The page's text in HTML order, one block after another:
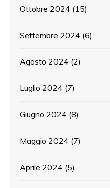
Ottobre 2024 (15)
Settembre 2024 (6)
Agosto 2024 (2)
Luglio 2024 (7)
Giugno 2024 (8)
Maggio 2024 (7)
Aprile 2024 (5)